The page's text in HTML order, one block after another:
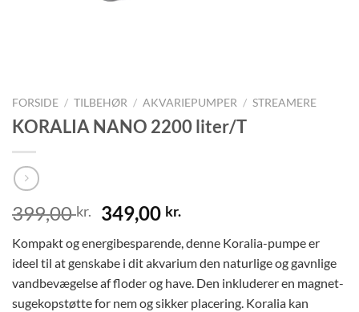
FORSIDE / TILBEHØR / AKVARIEPUMPER / STREAMERE
KORALIA NANO 2200 liter/T
399,00kr.
Den
oprindelige
pris
var:
399,00 kr..
349,00 kr.Den
pris
er:
349,00 kr..
Kompakt og energibesparende, denne Koralia-pumpe er
ideel til at genskabe i dit akvarium den naturlige og gavnlige
vandbevægelse af floder og have. Den inkluderer en magnet-
sugekopstøtte for nem og sikker placering. Koralia kan